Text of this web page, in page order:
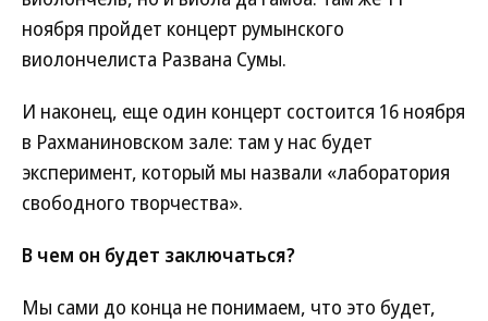
ноября пройдет концерт румынского
виолончелиста Развана Сумы.
И наконец, еще один концерт состоится 16 ноября
в Рахманиновском зале: там у нас будет
эксперимент, который мы назвали «лаборатория
свободного творчества».
В чем он будет заключаться?
Мы сами до конца не понимаем, что это будет,